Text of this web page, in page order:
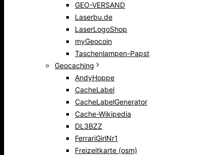
GEO-VERSAND
Laserbu.de
LaserLogoShop
myGeocoin
Taschenlampen-Papst
Geocaching
AndyHoppe
CacheLabel
CacheLabelGenerator
Cache-Wikipedia
DL3BZZ
FerrariGirlNr1
Freizeitkarte (osm)